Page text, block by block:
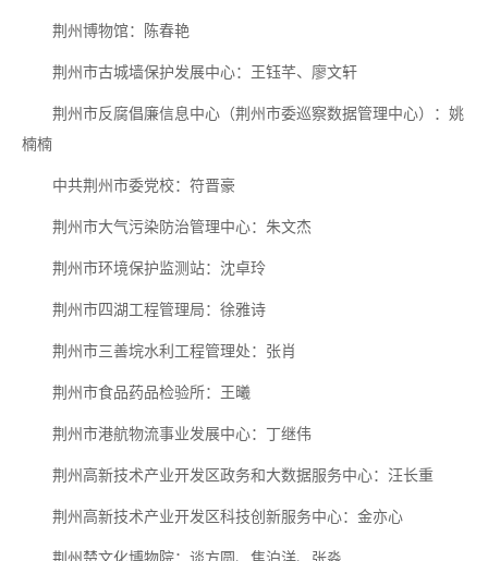
荆州博物馆：陈春艳
荆州市古城墙保护发展中心：王钰芊、廖文轩
荆州市反腐倡廉信息中心（荆州市委巡察数据管理中心）：姚
楠楠
中共荆州市委党校：符晋豪
荆州市大气污染防治管理中心：朱文杰
荆州市环境保护监测站：沈卓玲
荆州市四湖工程管理局：徐雅诗
荆州市三善垸水利工程管理处：张肖
荆州市食品药品检验所：王曦
荆州市港航物流事业发展中心：丁继伟
荆州高新技术产业开发区政务和大数据服务中心：汪长重
荆州高新技术产业开发区科技创新服务中心：金亦心
荆州楚文化博物院：谈方圆、焦泊洋、张淼